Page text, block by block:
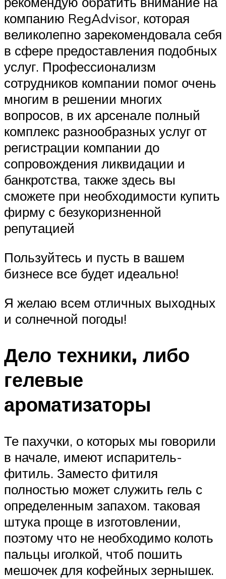
компанию RegAdvisor, которая
великолепно зарекомендовала себя
в сфере предоставления подобных
услуг. Профессионализм
сотрудников компании помог очень
многим в решении многих
вопросов, в их арсенале полный
комплекс разнообразных услуг от
регистрации компании до
сопровождения ликвидации и
банкротства, также здесь вы
сможете при необходимости купить
фирму с безукоризненной
репутацией
Пользуйтесь и пусть в вашем
бизнесе все будет идеально!
Я желаю всем отличных выходных
и солнечной погоды!
Дело техники, либо
гелевые
ароматизаторы
Те пахучки, о которых мы говорили
в начале, имеют испаритель-
фитиль. Заместо фитиля
полностью может служить гель с
определенным запахом. таковая
штука проще в изготовлении,
поэтому что не необходимо колоть
пальцы иголкой, чтоб пошить
мешочек для кофейных зернышек.